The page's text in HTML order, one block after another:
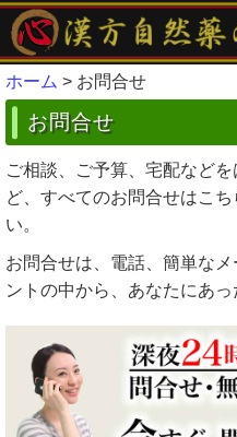
ホーム > お問合せ
お問合せ
ご相談、ご予算、宅配など
ど、すべてのお問合せはこ
い。
お問合せは、電話、簡単な
ントの中から、あなたにあっ